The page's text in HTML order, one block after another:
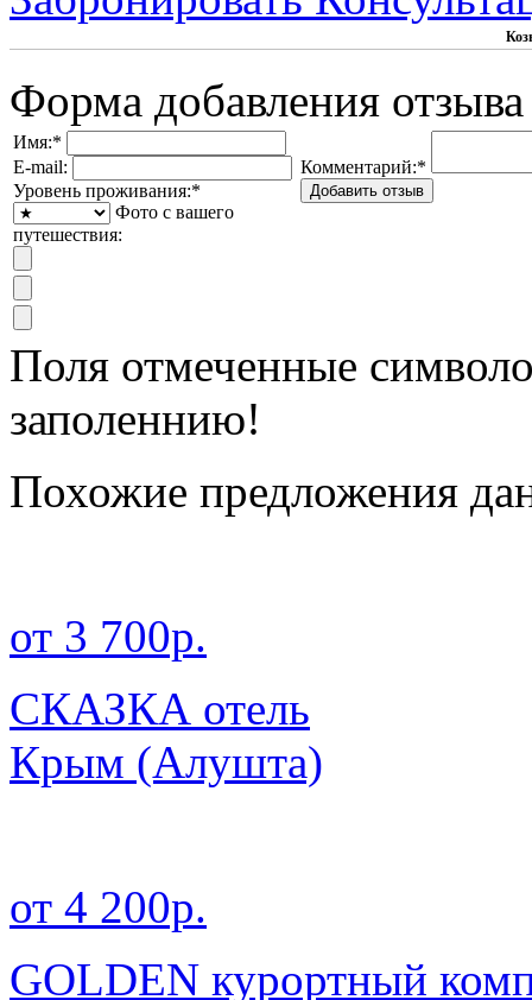
Форма добавления отзыва
Имя:*
E-mail:
Уровень проживания:*
Фото с вашего
путешествия:
Комментарий:*
Поля отмеченные
заполеннию!
Похожие предложения
от 3 700р.
СКАЗКА отель
Крым (Алушта)
от 4 200р.
GOLDEN курортный